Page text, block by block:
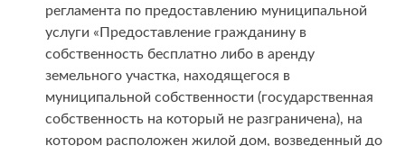
регламента по предоставлению муниципальной
услуги «Предоставление гражданину в
собственность бесплатно либо в аренду
земельного участка, находящегося в
муниципальной собственности (государственная
собственность на который не разграничена), на
котором расположен жилой дом, возведенный до